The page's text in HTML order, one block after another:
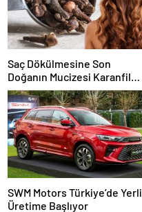
Saç Dökülmesine Son
Doğanın Mucizesi Karanfil
Kürü
SWM Motors Türkiye’de Yerli
Üretime Başlıyor